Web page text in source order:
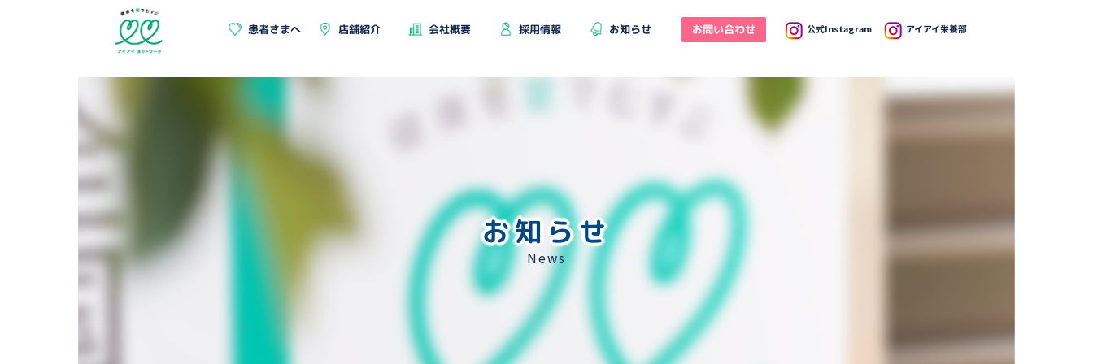
患者さまへ 店舗紹介 会社概要 採用情報 お知らせ お問い合わせ 公式Instagram アイアイ栄養部
お知らせ
News